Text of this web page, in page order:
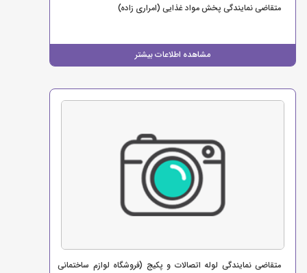
مشاهده اطلاعات بیشتر
متقاضی نمایندگی پخش مواد غذایی (امراری زاده)
متقاضی نمایندگی لوله اتصالات و پکیج (فروشگاه لوازم ساختمانی